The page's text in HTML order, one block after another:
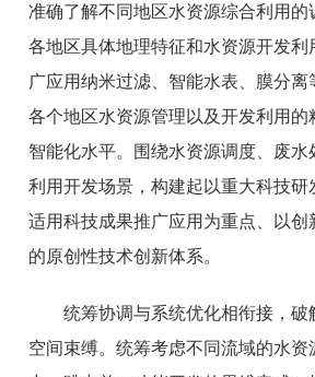
准确了解不同地区水资源综合利用的
各地区具体地理特征和水资源开发利
广应用纳米过滤、智能水表、膜分离
各个地区水资源管理以及开发利用的
智能化水平。围绕水资源调度、废水
利用开发场景，构建起以重大科技研
适用科技成果推广应用为重点、以创
的原创性技术创新体系。
统筹协调与系统优化相衔接，破
空间束缚。统筹考虑不同流域的水资